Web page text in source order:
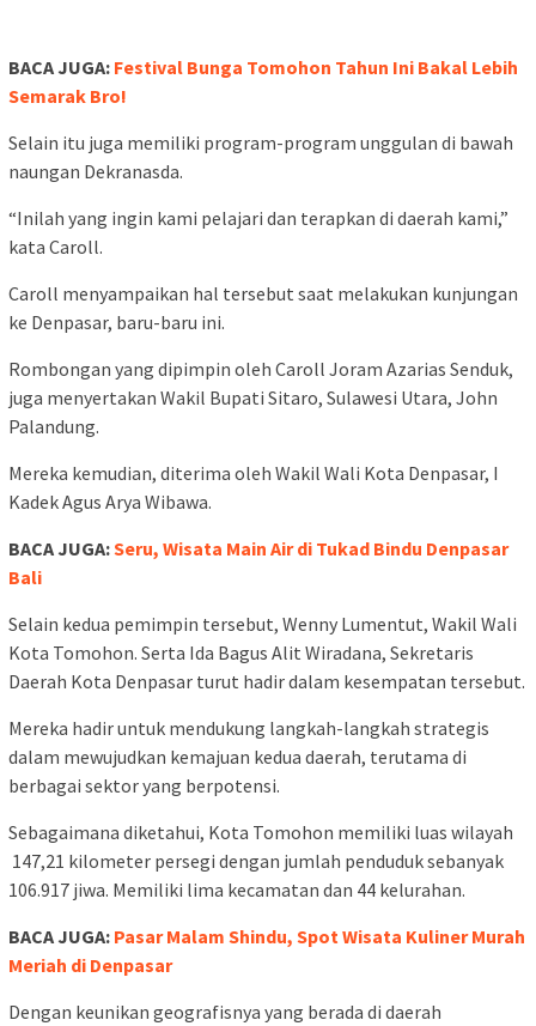
BACA JUGA: Festival Bunga Tomohon Tahun Ini Bakal Lebih
Semarak Bro!
Selain itu juga memiliki program-program unggulan di bawah
naungan Dekranasda.
“Inilah yang ingin kami pelajari dan terapkan di daerah kami,”
kata Caroll.
Caroll menyampaikan hal tersebut saat melakukan kunjungan
ke Denpasar, baru-baru ini.
Rombongan yang dipimpin oleh Caroll Joram Azarias Senduk,
juga menyertakan Wakil Bupati Sitaro, Sulawesi Utara, John
Palandung.
Mereka kemudian, diterima oleh Wakil Wali Kota Denpasar, I
Kadek Agus Arya Wibawa.
BACA JUGA:Seru, Wisata Main Air di Tukad Bindu Denpasar
Bali
Selain kedua pemimpin tersebut, Wenny Lumentut, Wakil Wali
Kota Tomohon. Serta Ida Bagus Alit Wiradana, Sekretaris
Daerah Kota Denpasar turut hadir dalam kesempatan tersebut.
Mereka hadir untuk mendukung langkah-langkah strategis
dalam mewujudkan kemajuan kedua daerah, terutama di
berbagai sektor yang berpotensi.
Sebagaimana diketahui, Kota Tomohon memiliki luas wilayah
147,21 kilometer persegi dengan jumlah penduduk sebanyak
106.917 jiwa. Memiliki lima kecamatan dan 44 kelurahan.
BACA JUGA: Pasar Malam Shindu, Spot Wisata Kuliner Murah
Meriah di Denpasar
Dengan keunikan geografisnya yang berada di daerah